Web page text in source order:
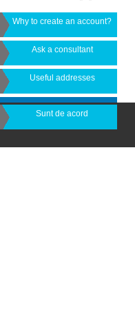
Why to create an account?
Ask a consultant
Useful addresses
Sunt de acord